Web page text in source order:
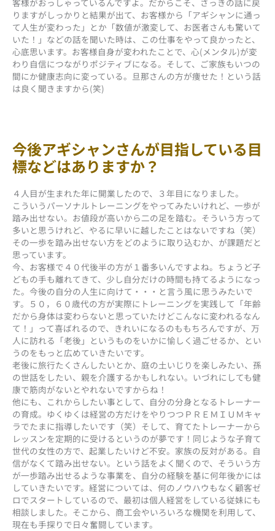
りますがしっかりと結果が出て、お客様から「アギシャンに通っ
て人生が変わった」とか「数値が激変して、お医者さんも驚いて
いた！」などの話を聞いた時は、この仕事をやって良かったと、
心底思います。お客様自身が変われたことで、心(メンタル)が変
わり自信につながりポジティブになる。そして、ご家族もいつの
間にか健康志向に変っている。旦那さんの方が痩せた！という話
は良く聞きますから(笑)
今後アギシャンさんが目指している目
標などはありますか？
４人目が生まれた年に開業したので、３年目になりました。
こういうパーソナルトレーニングをやってみたいけれど、一歩が
踏み出せない。お値段が高いから二の足を踏む。そういう方って
多いと思うけれど、やるに早いに越したことはないですね（笑）
その一歩を踏み出せない方をどのように取り込むか、が課題だと
思っています。
今、お客様で４０代後半の方が１番多いんですよね。ちょうど子
どもの手も離れてきて、少し自分だけの時間も持てるようになっ
た。今後の自分の人生に向けて・・・と言う風に思うみたいで
す。５０，６０歳代の方が実際にトレーニングを実践して「年齢
だから身体は変わらないと思っていたけどこんなに変われるなん
て！」って喜ばれるので、きれいになるのももちろんですが、万
人に訪れる「老後」というものをいかに愉しく過ごせるか、とい
うのをもっと広めていきたいです。
老後に旅行たくさんしたいとか、庭の土いじりを楽しみたい、孫
の世話をしたい、親を介護するかもしれない。いづれにしても健
康で筋肉がないとやれないですからね！
他にも、これからしたい事として、自分の分身となるトレーナー
の育成。ゆくゆくは経営の方だけをやりつつＰＲＥＭＩＵＭキャ
ラでたまに指導したいです（笑）そして、育てたトレーナーから
レッスンを定期的に受けるというのが夢です！同じような子育て
世代の女性の方で、起業したいけど不安。家族の反対がある。自
信がなくて踏み出せない。という話をよく聞くので、そういう方
が一歩踏み出せるような事業を、自分の経験を基に何年後かには
していきたいです。経営については、何のノウハウもなく顧客ゼ
ロでスタートしているので、最初は個人経営をしている従妹にも
相談しました。そこから、商工会やいろいろな機関を利用して、
現在も手探りで日々奮闘しています。